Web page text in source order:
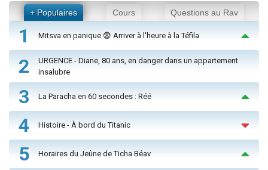
+ Populaires Cours Questions au Rav
1 Mitsva en panique 😨 Arriver à l'heure à la Téfila
2
URGENCE - Diane, 80 ans, en danger dans un appartement
insalubre
3 La Paracha en 60 secondes : Réé
4 Histoire - À bord du Titanic
5 Horaires du Jeûne de Ticha Béav